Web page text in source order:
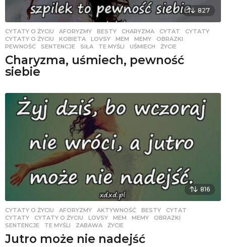
827
CYTATY O ŻYCIU AFORYZMY ,BESTY ,CHARYZMA ,CYTAT ,CYTATY
CYTATY O ŻYCIU
,KOBIETA ,LOVSY ,MEM ,MEMY ,OBRAZKI
PEWNOŚĆ
,SENTENCJE ,SIŁA ,TE MYŚLI ,UŚMIECH ,ŻYCIE
Charyzma, uśmiech, pewność
siebie
816
CYTATY O ŻYCIU AFORYZMY ,AKTYWNOŚĆ ,BESTY ,CYTAT
CYTATY
,CYTATY O ŻYCIU ,LOVSY ,MEM ,MEMY ,OBRAZKI
SENTENCJE
,TE MYŚLI ,ZABAWA ,ŻYCIE
Jutro może nie nadejść